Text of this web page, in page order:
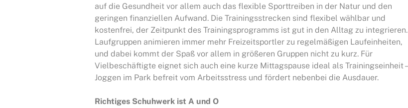
auf die Gesundheit vor allem auch das flexible Sporttreiben in der Natur und den
geringen finanziellen Aufwand. Die Trainingsstrecken sind flexibel wählbar und
kostenfrei, der Zeitpunkt des Trainingsprogramms ist gut in den Alltag zu integrieren.
Laufgruppen animieren immer mehr Freizeitsportler zu regelmäßigen Laufeinheiten,
und dabei kommt der Spaß vor allem in größeren Gruppen nicht zu kurz. Für
Vielbeschäftigte eignet sich auch eine kurze Mittagspause ideal als Trainingseinheit –
Joggen im Park befreit vom Arbeitsstress und fördert nebenbei die Ausdauer.
Richtiges Schuhwerk ist A und O